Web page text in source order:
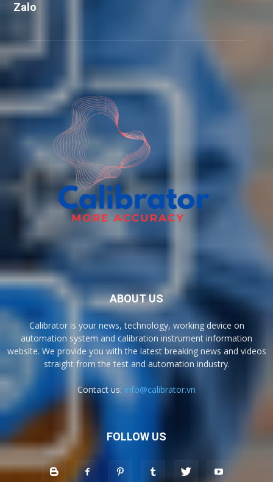
Zalo
ABOUT US
Calibrator is your news, technology, working device on
automation system and calibration instrument information
website. We provide you with the latest breaking news and videos
straight from the test and automation industry.
Contact us: info@calibrator.vn
FOLLOW US